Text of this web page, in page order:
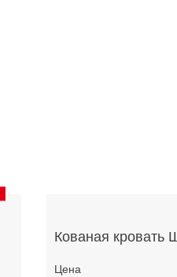
Кованая кровать